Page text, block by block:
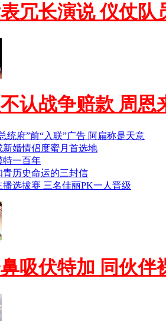
冗长演说 仪仗队
认战争赔款 周恩
统府”前“入联”广告 阿扁称是天意
新婚情侣度蜜月首选地
特一百年
青历史命运的三封信
播选拔赛 三名佳丽PK一人晋级
吸伏特加 同伙伴